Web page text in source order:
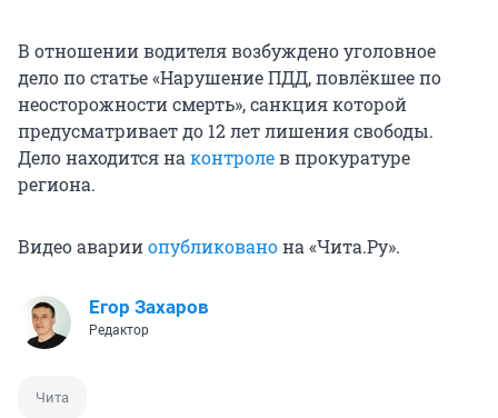
В отношении водителя возбуждено уголовное
дело по статье «Нарушение ПДД, повлёкшее по
неосторожности смерть», санкция которой
предусматривает до 12 лет лишения свободы.
Дело находится на контролев прокуратуре
региона.
Видео аварииопубликованона «Чита.Ру».
Егор Захаров
Редактор
Чита